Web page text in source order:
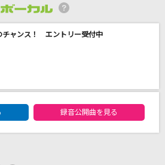
チャンス！ エントリー受付中
ーカルエントリーランキング
録音公開曲を見る